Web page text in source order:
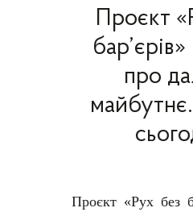
Проєкт
про
Проєкт «Рух без